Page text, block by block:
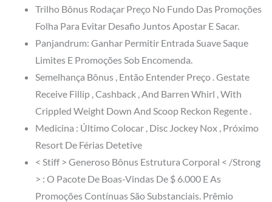
Trilho Bônus Rodaçar Preço No Fundo Das Promoções
Folha Para Evitar Desafio Juntos Apostar E Sacar.
Panjandrum: Ganhar Permitir Entrada Suave Saque
Limites E Promoções Sob Encomenda.
Semelhança Bônus , Então Entender Preço . Gestate
Receive Fillip , Cashback , And Barren Whirl , With
Crippled Weight Down And Scoop Reckon Regente .
Medicina : Último Colocar , Disc Jockey Nox , Próximo
Resort De Férias Detetive
< Stiff > Generoso Bônus Estrutura Corporal < /Strong
> : O Pacote De Boas-Vindas De $ 6.000 E As
Promoções Contínuas São Substanciais. Prêmio